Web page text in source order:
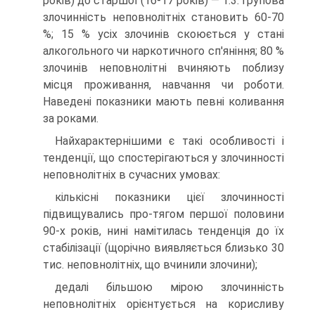
злочинність неповнолітніх становить 60-70
%; 15 % усіх злочинів скоюється у стані
алкогольного чи наркотичного сп'яніння; 80 %
злочинів неповнолітні вчиняють поблизу
місця проживання, навчання чи роботи.
Наведені показники мають певні коливання
за роками.
Найхарактернішими є такі особливості і
тенденції, що спостерігаються у злочинності
неповнолітніх в сучасних умовах:
кількісні показники цієї злочинності
підвищувались про-тягом першої половини
90-х років, нині намітилась тенденція до їх
стабілізації (щорічно виявляється близько 30
тис. неповнолітніх, що вчинили злочини);
дедалі більшою мірою злочинність
неповнолітніх орієнтується на корисливу